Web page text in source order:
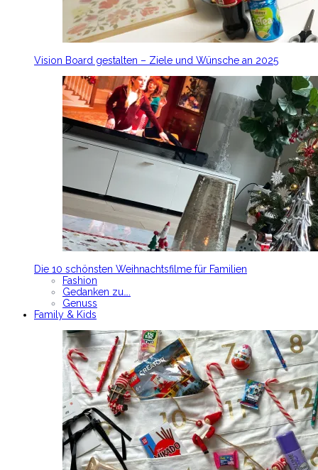
Vision Board gestalten – Ziele und Wünsche an 2025
Die 10 schönsten Weihnachtsfilme für Familien
Fashion
Gedanken zu….
Genuss
Family & Kids